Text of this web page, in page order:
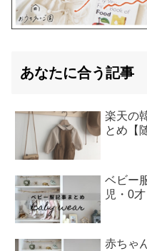
あなたに合う記事
楽天の
とめ【
ベビー
児・0
赤ちゃ